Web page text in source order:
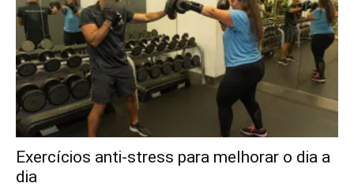
Exercícios anti-stress para melhorar o dia a
dia